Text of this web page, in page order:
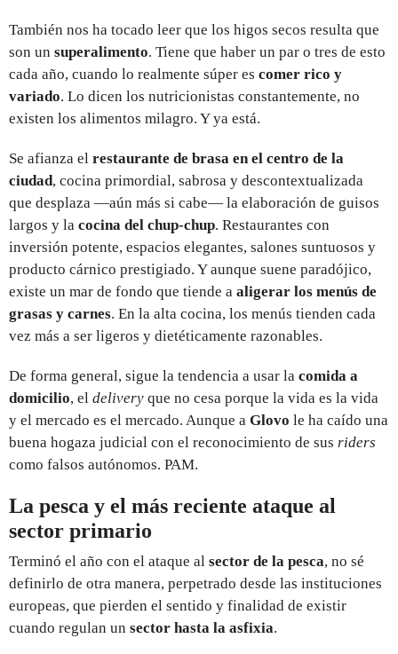
También nos ha tocado leer que los higos secos resulta que
son un superalimento. Tiene que haber un par o tres de esto
cada año, cuando lo realmente súper es comer rico y
variado. Lo dicen los nutricionistas constantemente, no
existen los alimentos milagro. Y ya está.
Se afianza el restaurante de brasa en el centro de la
ciudad, cocina primordial, sabrosa y descontextualizada
que desplaza —aún más si cabe— la elaboración de guisos
largos y la cocina del chup-chup. Restaurantes con
inversión potente, espacios elegantes, salones suntuosos y
producto cárnico prestigiado. Y aunque suene paradójico,
existe un mar de fondo que tiende a aligerar los menús de
grasas y carnes. En la alta cocina, los menús tienden cada
vez más a ser ligeros y dietéticamente razonables.
De forma general, sigue la tendencia a usar la comida a
domicilio, el delivery que no cesa porque la vida es la vida
y el mercado es el mercado. Aunque a Glovo le ha caído una
buena hogaza judicial con el reconocimiento de sus riders
como falsos autónomos. PAM.
La pesca y el más reciente ataque al
sector primario
Terminó el año con el ataque al sector de la pesca, no sé
definirlo de otra manera, perpetrado desde las instituciones
europeas, que pierden el sentido y finalidad de existir
cuando regulan un sector hasta la asfixia.